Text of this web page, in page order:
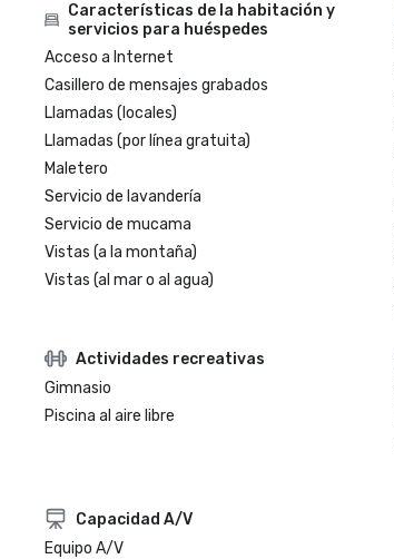
Características de la habitación y
servicios para huéspedes
Acceso a Internet
Casillero de mensajes grabados
Llamadas (locales)
Llamadas (por línea gratuita)
Maletero
Servicio de lavandería
Servicio de mucama
Vistas (a la montaña)
Vistas (al mar o al agua)
Actividades recreativas
Gimnasio
Piscina al aire libre
Capacidad A/V
Equipo A/V